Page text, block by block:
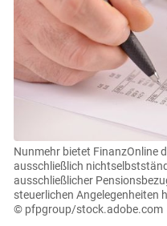
Nunmehr bietet FinanzOnline
ausschließlich
ausschließlicher
steuerlichen Angelegenheiten
© pfpgroup/stock.adobe.com